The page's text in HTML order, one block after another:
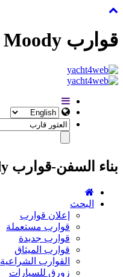
قوارب Moody
بناء السفن-قوارب Moody
البحث
إعلان قوارب
قوارب مستعملة
قوارب جديدة
قوارب الميثاق
القوارب الشراعية
زورق للسيارات